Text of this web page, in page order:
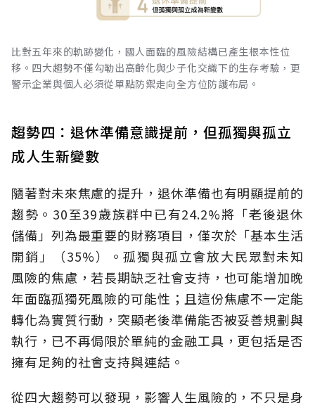
比對五年來的軌跡變化，國人面臨的風險結構已產生根本性位
移。四大趨勢不僅勾勒出高齡化與少子化交織下的生存考驗，更
警示企業與個人必須從單點防禦走向全方位防護布局。
趨勢四：退休準備意識提前，但孤獨與孤立
成人生新變數
隨著對未來焦慮的提升，退休準備也有明顯提前的
趨勢。30至39歲族群中已有24.2%將「老後退休
儲備」列為最重要的財務項目，僅次於「基本生活
開銷」（35%）。孤獨與孤立會放大民眾對未知
風險的焦慮，若長期缺乏社會支持，也可能增加晚
年面臨孤獨死風險的可能性；且這份焦慮不一定能
轉化為實質行動，突顯老後準備能否被妥善規劃與
執行，已不再侷限於單純的金融工具，更包括是否
擁有足夠的社會支持與連結。
從四大趨勢可以發現，影響人生風險的，不只是身